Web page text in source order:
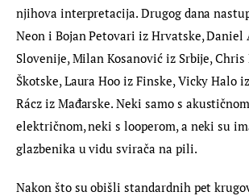
njihova interpretacija. Drugog dana
Neon i Bojan Petovari iz Hrvatske, Daniel
Slovenije, Milan Kosanović iz Srbije, Chris
Škotske, Laura Hoo iz Finske, Vicky Halo
Rácz iz Mađarske. Neki samo s
električnom, neki s looperom, a neki su
glazbenika u vidu svirača na pili.
Nakon što su obišli standardnih pet